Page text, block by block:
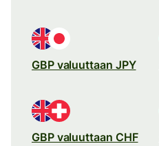
GBP valuuttaan JPY
GBP valuuttaan CHF